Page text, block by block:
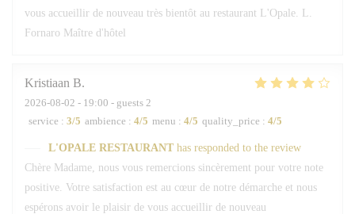
vous accueillir de nouveau très bientôt au restaurant L'Opale. L.
Fornaro Maître d'hôtel
Kristiaan B
2026-08-02 - 19:00 - guests 2
service : 3/5 ambience : 4/5 menu : 4/5 quality_price : 4/5
L'OPALE RESTAURANT has responded to the review
Chère Madame, nous vous remercions sincèrement pour votre note
positive. Votre satisfaction est au cœur de notre démarche et nous
espérons avoir le plaisir de vous accueillir de nouveau